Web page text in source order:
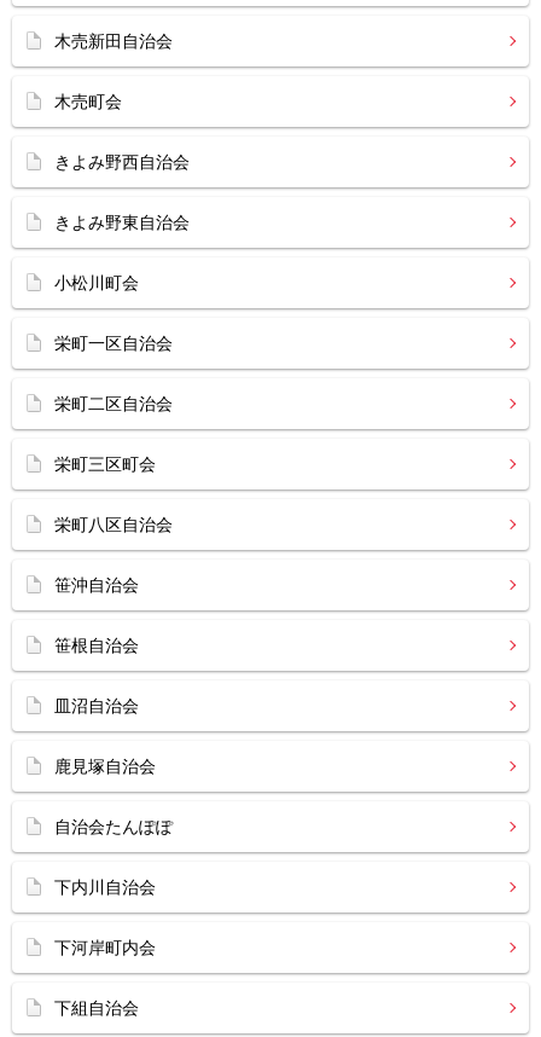
木売新田自治会
木売町会
きよみ野西自治会
きよみ野東自治会
小松川町会
栄町一区自治会
栄町二区自治会
栄町三区町会
栄町八区自治会
笹沖自治会
笹根自治会
皿沼自治会
鹿見塚自治会
自治会たんぽぽ
下内川自治会
下河岸町内会
下組自治会